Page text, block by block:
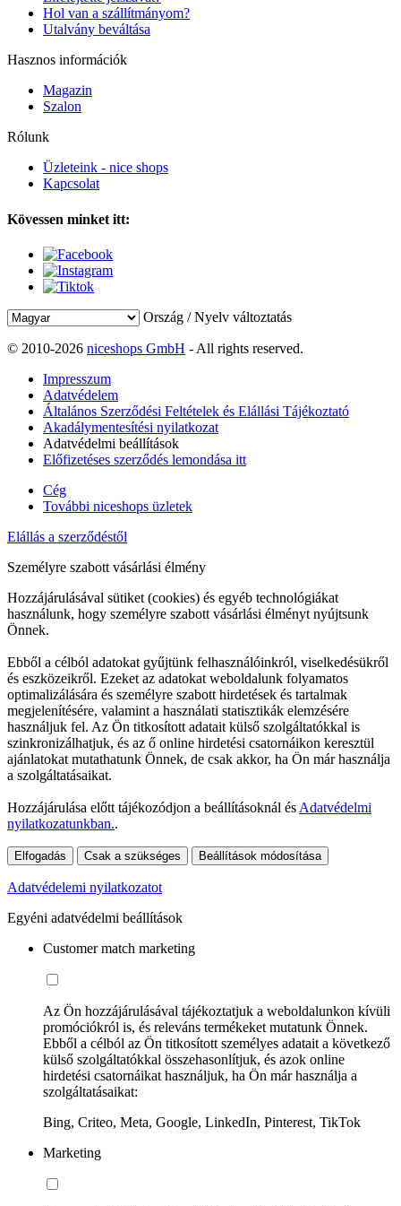
Hol van a szállítmányom?
Utalvány beváltása
Hasznos információk
Magazin
Szalon
Rólunk
Üzleteink - nice shops
Kapcsolat
Kövessen minket itt:
Ország / Nyelv változtatás
© 2010-2026 niceshops GmbH - All rights reserved.
Impresszum
Adatvédelem
Általános Szerződési Feltételek és Elállási Tájékoztató
Akadálymentesítési nyilatkozat
Adatvédelmi beállítások
Előfizetéses szerződés lemondása itt
Cég
További niceshops üzletek
Elállás a szerződéstől
Személyre szabott vásárlási élmény
Hozzájárulásával sütiket (cookies) és egyéb technológiákat
használunk, hogy személyre szabott vásárlási élményt nyújtsunk
Önnek.
Ebből a célból adatokat gyűjtünk felhasználóinkról, viselkedésükről
és eszközeikről. Ezeket az adatokat weboldalunk folyamatos
optimalizálására és személyre szabott hirdetések és tartalmak
megjelenítésére, valamint a használati statisztikák elemzésére
használjuk fel. Az Ön titkosított adatait külső szolgáltatókkal is
szinkronizálhatjuk, és az ő online hirdetési csatornáikon keresztül
ajánlatokat mutathatunk Önnek, de csak akkor, ha Ön már használja
a szolgáltatásaikat.
Hozzájárulása előtt tájékozódjon a beállításoknál és Adatvédelmi
nyilatkozatunkban..
Elfogadás Csak a szükséges Beállítások módosítása
Adatvédelemi nyilatkozatot
Egyéni adatvédelmi beállítások
Customer match marketing
Az Ön hozzájárulásával tájékoztatjuk a weboldalunkon kívüli
promóciókról is, és releváns termékeket mutatunk Önnek.
Ebből a célból az Ön titkosított személyes adatait a következő
külső szolgáltatókkal összehasonlítjuk, és azok online
hirdetési csatornáikat használjuk, ha Ön már használja a
szolgáltatásaikat:
Bing, Criteo, Meta, Google, LinkedIn, Pinterest, TikTok
Marketing